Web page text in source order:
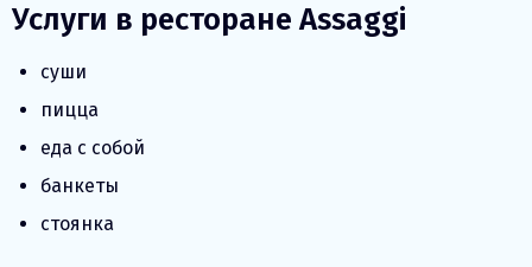
Услуги в ресторане Assaggi
суши
пицца
еда с собой
банкеты
стоянка